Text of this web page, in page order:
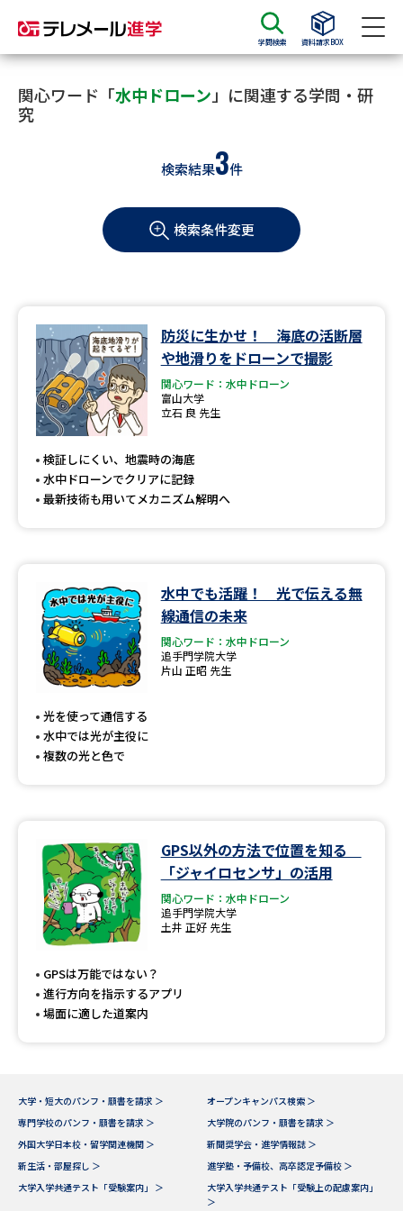
学問検索 資料請求BOX
資料請求 資料検索
大学・短大の資料種類から請求
学部・学科パンフ
総合型選抜・学校推薦型選抜 募
大学入学共通テスト利用選抜の
大学・短大以外の資料から請求
専門学校の資料請求 大学院の資料請求
留学・進学関連、塾・予備校
大学入学共通テスト「受験上の
高等学校卒業程度認定試験
高等学校（情報）教員資格認定
大学研究
大学で学べる内容や特徴を調べる
データサイエンス特集 奨学金・特待生制度特集
デジタルパンフレット 進路の３択
新学年スタート号特集ページ
（高3生用）
新学年スタート号特集ページ
SELFBRAND特集ページ
来場型・Web型イベント特集 夢ナビライブ
関心ワード「水中ドローン 」に関連する学問・研
究
検索結果3件
検索条件変更
防災に生かせ！ 海底の活断層
や地滑りをドローンで撮影
関心ワード：水中ドローン
富山大学
立石 良 先生
検証しにくい、地震時の海底
水中ドローンでクリアに記録
最新技術も用いてメカニズム解明へ
水中でも活躍！ 光で伝える無
線通信の未来
関心ワード：水中ドローン
追手門学院大学
片山 正昭 先生
光を使って通信する
水中では光が主役に
複数の光と色で
GPS以外の方法で位置を知る
「ジャイロセンサ」の活用
関心ワード：水中ドローン
追手門学院大学
土井 正好 先生
GPSは万能ではない？
進行方向を指示するアプリ
場面に適した道案内
大学・短大のパンフ・願書を請求 ＞
オープンキャンパス検索 ＞
専門学校のパンフ・願書を請求 ＞
大学院のパンフ・願書を請求 ＞
外国大学日本校・留学関連機関 ＞
新聞奨学会・進学情報誌 ＞
新生活・部屋探し ＞
進学塾・予備校、高卒認定予備校 ＞
大学入学共通テスト「受験案内」 ＞
大学入学共通テスト「受験上の配慮案内」
＞